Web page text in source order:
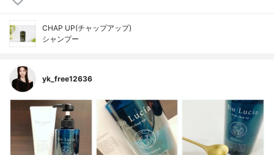
CHAP UP(チャップアップ)
シャンプー
yk_free12636